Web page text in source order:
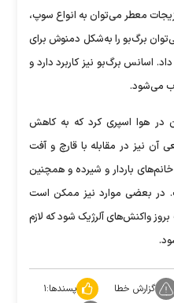
معطر می‌توان به انواع سوپ،
برگ‌بو را به‌شکل دمنوش برای
اسانس برگ‌بو نیز کاربرد دارد و
می‌شود.
در هوا اسپری کرد که به کاهش
نیز در مقابله با قارچ و آفت
باردار و شیرده و همچنین
ممنوع است. در بعضی موارد نیز ممکن است
واکنش‌های آلرژیک شود که لازم
گزارش خطا پسندها:۱